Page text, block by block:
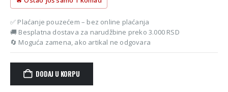
✅ Plaćanje pouzećem – bez online plaćanja
🚚 Besplatna dostava za narudžbine preko 3.000 RSD
🔄 Moguća zamena, ako artikal ne odgovara
DODAJ U KORPU
Alternative: